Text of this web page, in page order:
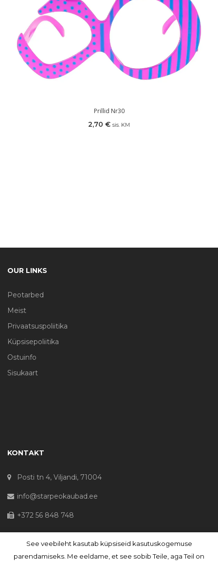
Prillid Nr30
2,70 € sis. KM
OUR LINKS
Peotarbed
Meist
Privaatsuspoliitika
Küpsisepoliitika
Ostuinfo
Sisukaart
KONTAKT
Posti tn 4, Viljandi, 71004
info@starpeokaubad.ee
+372 56 848 748
© Haljaste OÜ 2020 - Registrikood 10645867
See veebileht kasutab küpsiseid kasutuskogemuse
parendamiseks. Me eeldame, et see sobib Teile, aga Teil on